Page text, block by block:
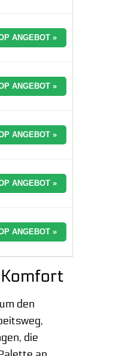
ANGEBOT »
ANGEBOT »
ANGEBOT »
ANGEBOT »
ANGEBOT »
den
die